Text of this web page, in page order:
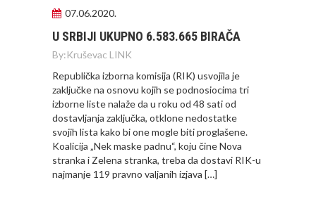
07.06.2020.
U SRBIJI UKUPNO 6.583.665 BIRAČA
By:Kruševac LINK
Republička izborna komisija (RIK) usvojila je
zaključke na osnovu kojih se podnosiocima tri
izborne liste nalaže da u roku od 48 sati od
dostavljanja zaključka, otklone nedostatke
svojih lista kako bi one mogle biti proglašene.
Koalicija „Nek maske padnu“, koju čine Nova
stranka i Zelena stranka, treba da dostavi RIK-u
najmanje 119 pravno valjanih izjava […]